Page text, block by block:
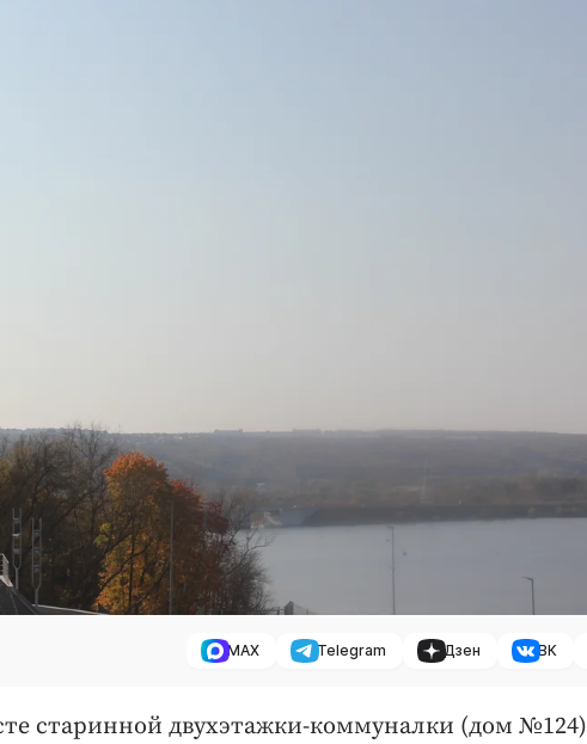
MAX Telegram Дзен ВК
старинной двухэтажки-коммуналки (дом №124)